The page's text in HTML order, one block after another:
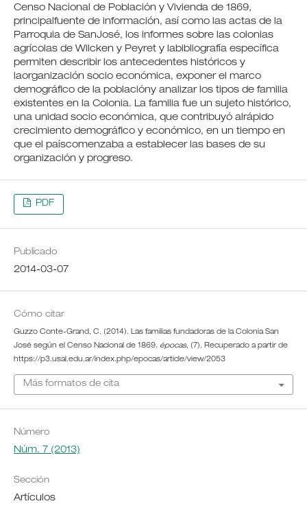
Censo Nacional de Población y Vivienda de 1869,
principalfuente de información, así como las actas de la
Parroquia de SanJosé, los informes sobre las colonias
agrícolas de Wilcken y Peyret y labibliografía específica
permiten describir los antecedentes históricos y
laorganización socio económica, exponer el marco
demográfico de la poblacióny analizar los tipos de familia
existentes en la Colonia. La familia fue un sujeto histórico,
una unidad socio económica, que contribuyó alrápido
crecimiento demográfico y económico, en un tiempo en
que el paíscomenzaba a establecer las bases de su
organización y progreso.
PDF
Publicado
2014-03-07
Cómo citar
Guzzo Conte-Grand, C. (2014). Las familias fundadoras de la Colonia San
José según el Censo Nacional de 1869. épocas, (7). Recuperado a partir de
https://p3.usal.edu.ar/index.php/epocas/article/view/2053
Más formatos de cita
Número
Núm. 7 (2013)
Sección
Artículos